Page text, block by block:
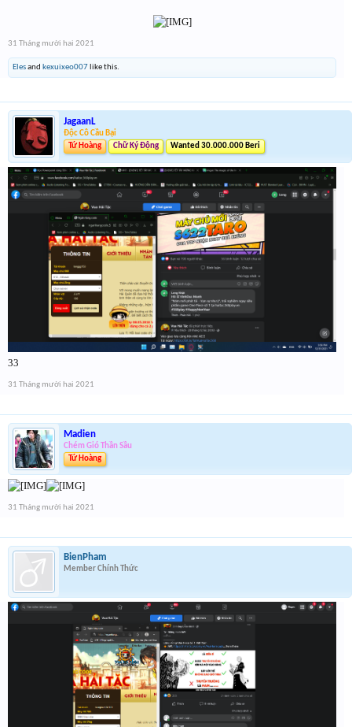
31 Tháng mười hai 2021
Elesand kexuixeo007 like this.
JagaanL
Độc Cô Cầu Bại
Tứ Hoàng
Chữ Ký Động Wanted 30.000.000 Beri
33
31 Tháng mười hai 2021
Madien
Chém Gió Thần Sầu
Tứ Hoàng
31 Tháng mười hai 2021
BienPham
Member Chính Thức